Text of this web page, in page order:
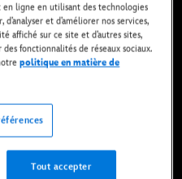
Disney+* et en DVD,
ligne en utilisant des technologies
et d’améliorer nos services,
affiché sur ce site et d’autres sites,
fonctionnalités de réseaux sociaux.
politique en matière de
Tout accepter